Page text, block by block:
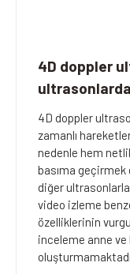
4D doppler
4D doppler
zamanlı
nedenle hem
basıma geçirmek
diğer ultrasonlarla
video izleme
özelliklerinin
inceleme anne